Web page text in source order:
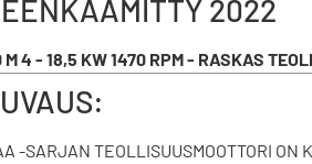
2022
4 - 18,5 KW 1470 RPM - RASKAS
-SARJAN TEOLLISUUSMOOTTORI